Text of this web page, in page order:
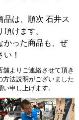
品は、順次 石井ス
けます。
かった商品も、ぜ
！
よりご連絡させて頂き
方法説明がございました
申し上げます。